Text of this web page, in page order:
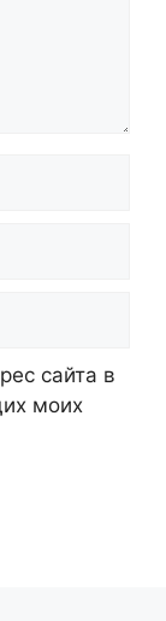
сайта в
моих